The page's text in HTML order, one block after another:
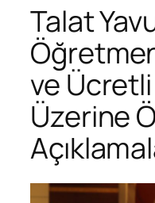
Talat
ve
Üzerine